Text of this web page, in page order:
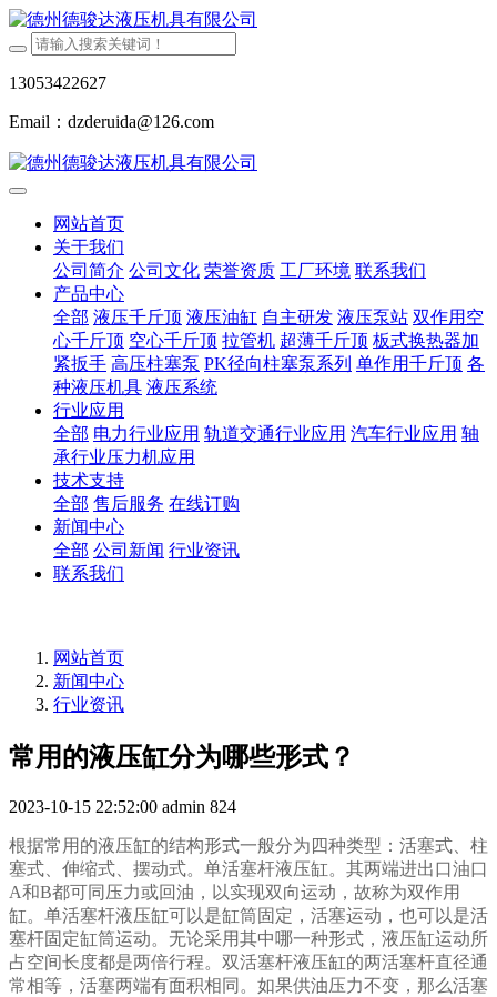
13053422627
Email：dzderuida@126.com
网站首页
关于我们
公司简介 公司文化 荣誉资质 工厂环境 联系我们
产品中心
全部 液压千斤顶 液压油缸 自主研发 液压泵站 双作用空
心千斤顶 空心千斤顶 拉管机 超薄千斤顶 板式换热器加
紧扳手 高压柱塞泵 PK径向柱塞泵系列 单作用千斤顶 各
种液压机具 液压系统
行业应用
全部 电力行业应用 轨道交通行业应用 汽车行业应用 轴
承行业压力机应用
技术支持
全部 售后服务 在线订购
新闻中心
全部 公司新闻 行业资讯
联系我们
网站首页
新闻中心
行业资讯
常用的液压缸分为哪些形式？
2023-10-15 22:52:00 admin 824
根据常用的液压缸的结构形式一般分为四种类型：活塞式、柱
塞式、伸缩式、摆动式。单活塞杆液压缸。其两端进出口油口
A和B都可同压力或回油，以实现双向运动，故称为双作用
缸。单活塞杆液压缸可以是缸筒固定，活塞运动，也可以是活
塞杆固定缸筒运动。无论采用其中哪一种形式，液压缸运动所
占空间长度都是两倍行程。双活塞杆液压缸的两活塞杆直径通
常相等，活塞两端有面积相同。如果供油压力不变，那么活塞